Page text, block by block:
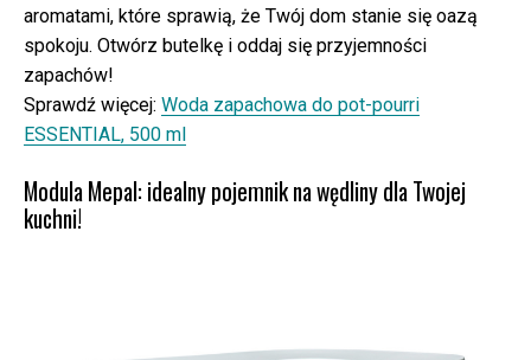
aromatami, które sprawią, że Twój dom stanie się oazą
spokoju. Otwórz butelkę i oddaj się przyjemności
zapachów!
Sprawdź więcej: Woda zapachowa do pot-pourri
ESSENTIAL, 500 ml
Modula Mepal: idealny pojemnik na wędliny dla Twojej
kuchni!